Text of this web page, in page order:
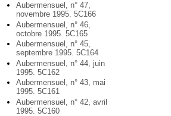
Aubermensuel, n° 47,
novembre 1995. 5C166
Aubermensuel, n° 46,
octobre 1995. 5C165
Aubermensuel, n° 45,
septembre 1995. 5C164
Aubermensuel, n° 44, juin
1995. 5C162
Aubermensuel, n° 43, mai
1995. 5C161
Aubermensuel, n° 42, avril
1995. 5C160